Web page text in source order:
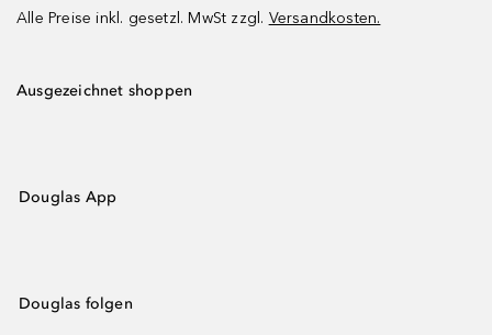
Alle Preise inkl. gesetzl. MwSt zzgl. Versandkosten.
Ausgezeichnet shoppen
Douglas App
Douglas folgen